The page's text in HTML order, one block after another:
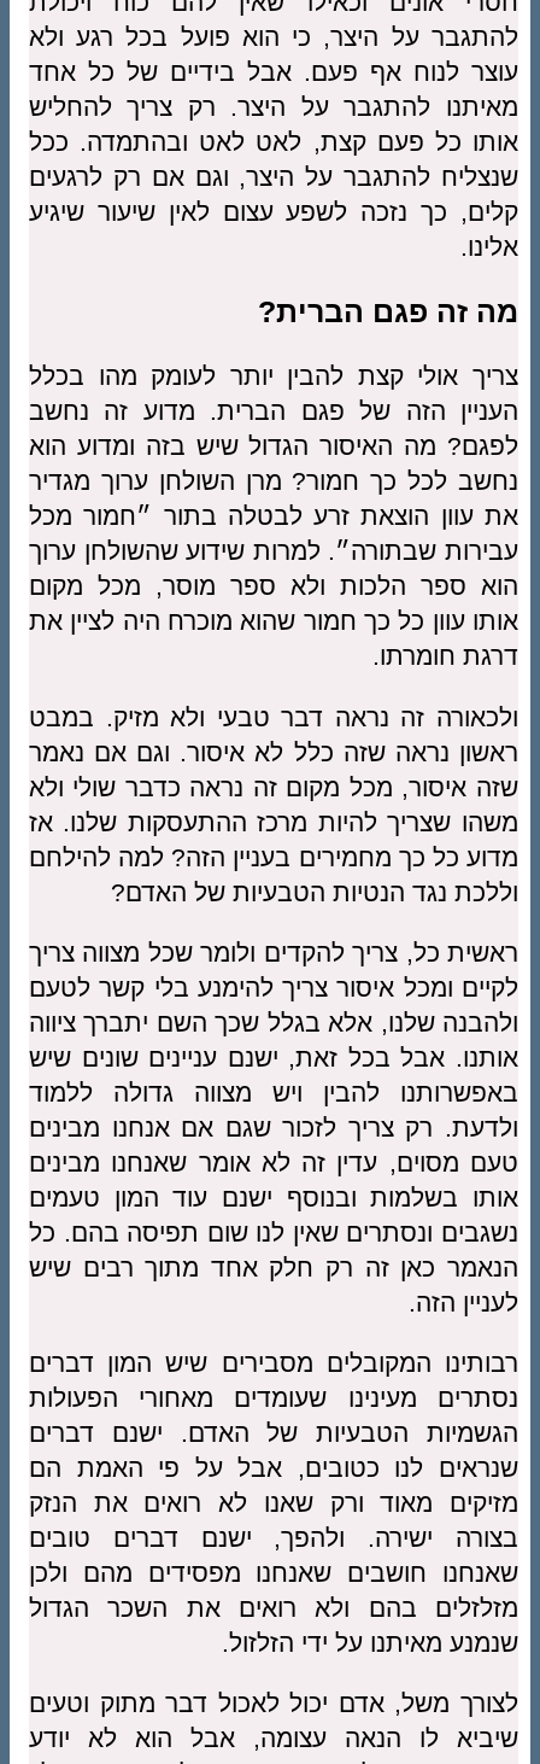
להתגבר על היצר, כי הוא פועל בכל רגע ולא
עוצר לנוח אף פעם. אבל בידיים של כל אחד
מאיתנו להתגבר על היצר. רק צריך להחליש
אותו כל פעם קצת, לאט לאט ובהתמדה. ככל
שנצליח להתגבר על היצר, וגם אם רק לרגעים
קלים, כך נזכה לשפע עצום לאין שיעור שיגיע
אלינו.
מה זה פגם הברית?
צריך אולי קצת להבין יותר לעומק מהו בכלל
העניין הזה של פגם הברית. מדוע זה נחשב
לפגם? מה האיסור הגדול שיש בזה ומדוע הוא
נחשב לכל כך חמור? מרן השולחן ערוך מגדיר
את עוון הוצאת זרע לבטלה בתור ״חמור מכל
עבירות שבתורה״. למרות שידוע שהשולחן ערוך
הוא ספר הלכות ולא ספר מוסר, מכל מקום
אותו עוון כל כך חמור שהוא מוכרח היה לציין את
דרגת חומרתו.
ולכאורה זה נראה דבר טבעי ולא מזיק. במבט
ראשון נראה שזה כלל לא איסור. וגם אם נאמר
שזה איסור, מכל מקום זה נראה כדבר שולי ולא
משהו שצריך להיות מרכז ההתעסקות שלנו. אז
מדוע כל כך מחמירים בעניין הזה? למה להילחם
וללכת נגד הנטיות הטבעיות של האדם?
ראשית כל, צריך להקדים ולומר שכל מצווה צריך
לקיים ומכל איסור צריך להימנע בלי קשר לטעם
ולהבנה שלנו, אלא בגלל שכך השם יתברך ציווה
אותנו. אבל בכל זאת, ישנם עניינים שונים שיש
באפשרותנו להבין ויש מצווה גדולה ללמוד
ולדעת. רק צריך לזכור שגם אם אנחנו מבינים
טעם מסוים, עדין זה לא אומר שאנחנו מבינים
אותו בשלמות ובנוסף ישנם עוד המון טעמים
נשגבים ונסתרים שאין לנו שום תפיסה בהם. כל
הנאמר כאן זה רק חלק אחד מתוך רבים שיש
לעניין הזה.
רבותינו המקובלים מסבירים שיש המון דברים
נסתרים מעינינו שעומדים מאחורי הפעולות
הגשמיות הטבעיות של האדם. ישנם דברים
שנראים לנו כטובים, אבל על פי האמת הם
מזיקים מאוד ורק שאנו לא רואים את הנזק
בצורה ישירה. ולהפך, ישנם דברים טובים
שאנחנו חושבים שאנחנו מפסידים מהם ולכן
מזלזלים בהם ולא רואים את השכר הגדול
שנמנע מאיתנו על ידי הזלזול.
לצורך משל, אדם יכול לאכול דבר מתוק וטעים
שיביא לו הנאה עצומה, אבל הוא לא יודע